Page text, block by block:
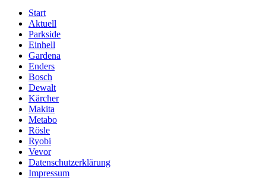
Start
Aktuell
Parkside
Einhell
Gardena
Enders
Bosch
Dewalt
Kärcher
Makita
Metabo
Rösle
Ryobi
Vevor
Datenschutzerklärung
Impressum